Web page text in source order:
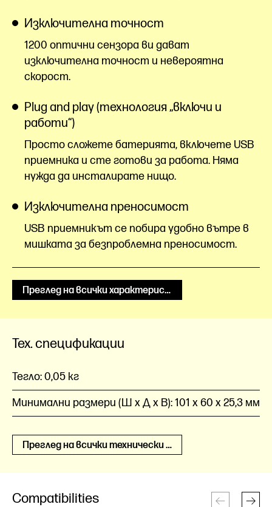
Изключителна точност
1200 оптични сензора ви дават
изключителна точност и невероятна
скорост.
Plug and play (технология „включи и
работи“)
Просто сложете батерията, включете USB
приемника и сте готови за работа. Няма
нужда да инсталирате нищо.
Изключителна преносимост
USB приемникът се побира удобно вътре в
мишката за безпроблемна преносимост.
Преглед на всички характеристики
Тех. спецификации
Тегло:0,05 кг
Минимални размери (Ш x Д x В):101 x 60 x 25,3 мм
Преглед на всички технически спецификации
Compatibilities